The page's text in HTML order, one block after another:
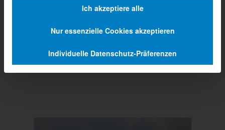
Ich akzeptiere alle
Nur essenzielle Cookies akzeptieren
Individuelle Datenschutz-Präferenzen